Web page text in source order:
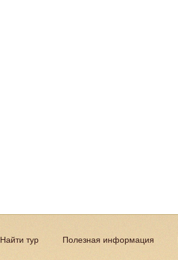
Найти тур Полезная информация